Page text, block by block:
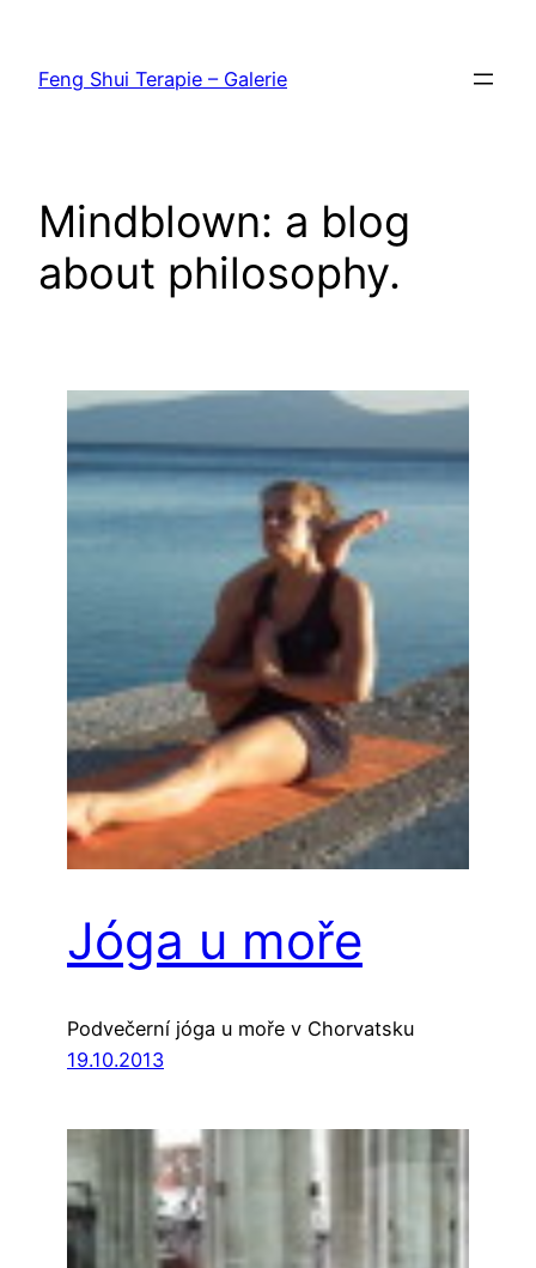
obsah
Feng Shui Terapie – Galerie
Mindblown: a blog
about philosophy.
Jóga u moře
Podvečerní jóga u moře v Chorvatsku
19.10.2013